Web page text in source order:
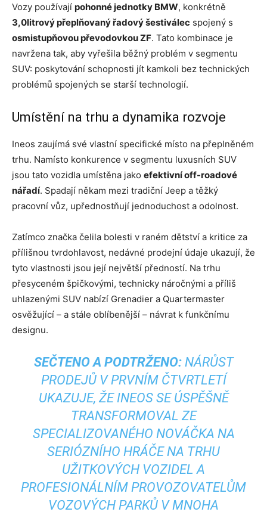
Vozy používají pohonné jednotky BMW, konkrétně
3,0litrový přeplňovaný řadový šestiválec spojený s
osmistupňovou převodovkou ZF. Tato kombinace je
navržena tak, aby vyřešila běžný problém v segmentu
SUV: poskytování schopnosti jít kamkoli bez technických
problémů spojených se starší technologií.
Umístění na trhu a dynamika rozvoje
Ineos zaujímá své vlastní specifické místo na přeplněném
trhu. Namísto konkurence v segmentu luxusních SUV
jsou tato vozidla umístěna jako efektivní off-roadové
nářadí. Spadají někam mezi tradiční Jeep a těžký
pracovní vůz, upřednostňují jednoduchost a odolnost.
Zatímco značka čelila bolesti v raném dětství a kritice za
přílišnou tvrdohlavost, nedávné prodejní údaje ukazují, že
tyto vlastnosti jsou její největší předností. Na trhu
přesyceném špičkovými, technicky náročnými a příliš
uhlazenými SUV nabízí Grenadier a Quartermaster
osvěžující – a stále oblíbenější – návrat k funkčnímu
designu.
SEČTENO A PODTRŽENO:NÁRŮST
PRODEJŮ V PRVNÍM ČTVRTLETÍ
UKAZUJE, ŽE INEOS SE ÚSPĚŠNĚ
TRANSFORMOVAL ZE
SPECIALIZOVANÉHO NOVÁČKA NA
SERIÓZNÍHO HRÁČE NA TRHU
UŽITKOVÝCH VOZIDEL A
PROFESIONÁLNÍM PROVOZOVATELŮM
VOZOVÝCH PARKŮ V MNOHA